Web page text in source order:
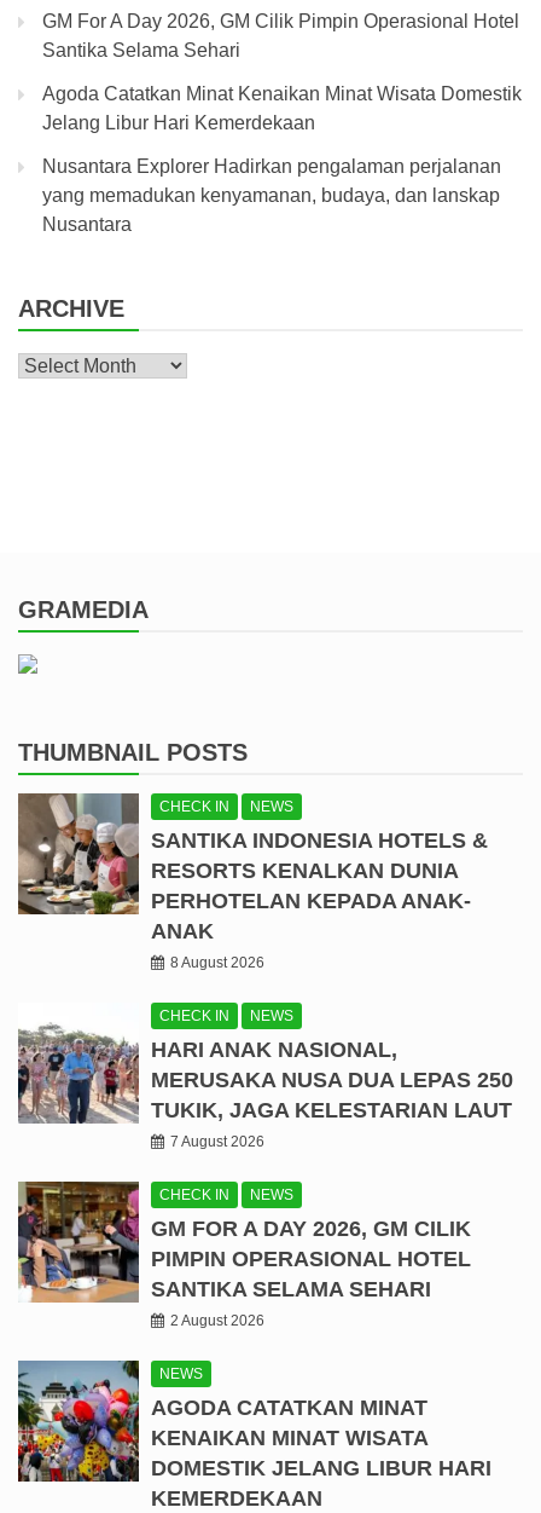
GM For A Day 2026, GM Cilik Pimpin Operasional Hotel
Santika Selama Sehari
Agoda Catatkan Minat Kenaikan Minat Wisata Domestik
Jelang Libur Hari Kemerdekaan
Nusantara Explorer Hadirkan pengalaman perjalanan
yang memadukan kenyamanan, budaya, dan lanskap
Nusantara
ARCHIVE
Archive
GRAMEDIA
THUMBNAIL POSTS
CHECK IN NEWS
SANTIKA INDONESIA HOTELS &
RESORTS KENALKAN DUNIA
PERHOTELAN KEPADA ANAK-
ANAK
8 August 2026
CHECK IN NEWS
HARI ANAK NASIONAL,
MERUSAKA NUSA DUA LEPAS 250
TUKIK, JAGA KELESTARIAN LAUT
7 August 2026
CHECK IN NEWS
GM FOR A DAY 2026, GM CILIK
PIMPIN OPERASIONAL HOTEL
SANTIKA SELAMA SEHARI
2 August 2026
NEWS
AGODA CATATKAN MINAT
KENAIKAN MINAT WISATA
DOMESTIK JELANG LIBUR HARI
KEMERDEKAAN